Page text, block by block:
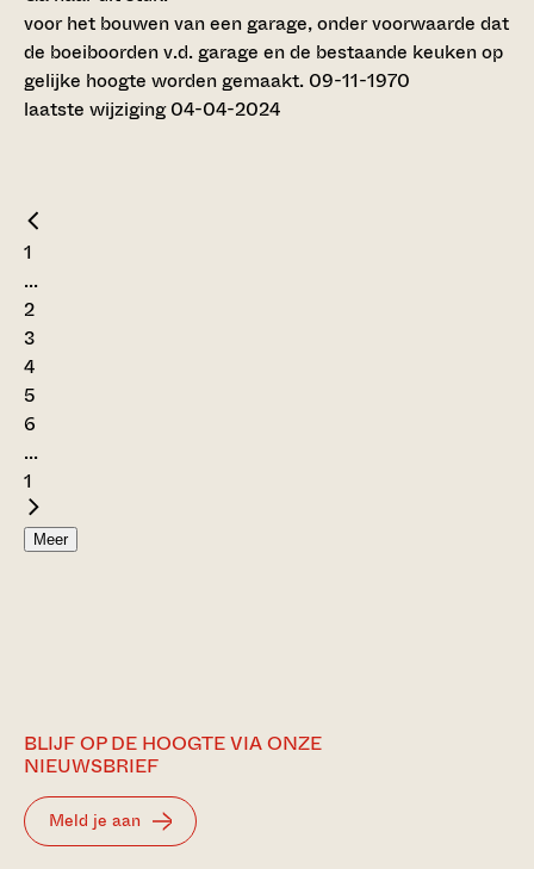
voor het bouwen van een garage, onder voorwaarde dat
de boeiboorden v.d. garage en de bestaande keuken op
gelijke hoogte worden gemaakt. 09-11-1970
laatste wijziging 04-04-2024
1
...
2
3
4
5
6
...
1
Meer
BLIJF OP DE HOOGTE VIA ONZE
NIEUWSBRIEF
Meld je aan